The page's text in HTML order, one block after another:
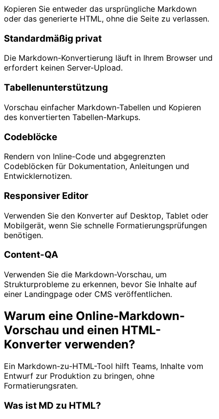
Kopieren Sie entweder das ursprüngliche Markdown
oder das generierte HTML, ohne die Seite zu verlassen.
Standardmäßig privat
Die Markdown-Konvertierung läuft in Ihrem Browser und
erfordert keinen Server-Upload.
Tabellenunterstützung
Vorschau einfacher Markdown-Tabellen und Kopieren
des konvertierten Tabellen-Markups.
Codeblöcke
Rendern von Inline-Code und abgegrenzten
Codeblöcken für Dokumentation, Anleitungen und
Entwicklernotizen.
Responsiver Editor
Verwenden Sie den Konverter auf Desktop, Tablet oder
Mobilgerät, wenn Sie schnelle Formatierungsprüfungen
benötigen.
Content-QA
Verwenden Sie die Markdown-Vorschau, um
Strukturprobleme zu erkennen, bevor Sie Inhalte auf
einer Landingpage oder CMS veröffentlichen.
Warum eine Online-Markdown-
Vorschau und einen HTML-
Konverter verwenden?
Ein Markdown-zu-HTML-Tool hilft Teams, Inhalte vom
Entwurf zur Produktion zu bringen, ohne
Formatierungsraten.
Was ist MD zu HTML?